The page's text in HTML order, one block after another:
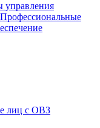
управления
Профессиональные
лиц с ОВЗ